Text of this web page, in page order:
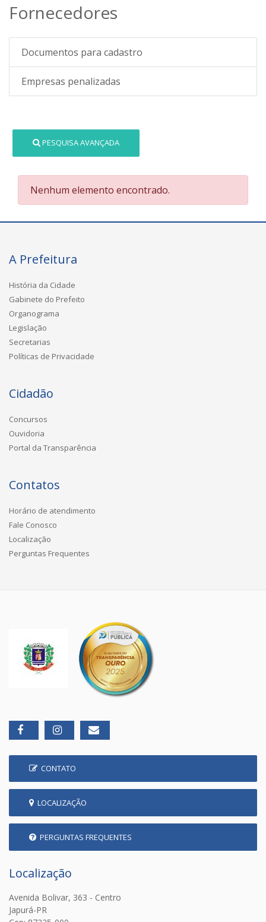
Fornecedores
Documentos para cadastro
Empresas penalizadas
PESQUISA AVANÇADA
Nenhum elemento encontrado.
A Prefeitura
História da Cidade
Gabinete do Prefeito
Organograma
Legislação
Secretarias
Políticas de Privacidade
Cidadão
Concursos
Ouvidoria
Portal da Transparência
Contatos
Horário de atendimento
Fale Conosco
Localização
Perguntas Frequentes
CONTATO
LOCALIZAÇÃO
PERGUNTAS FREQUENTES
Localização
Avenida Bolivar, 363 - Centro
Japurá-PR